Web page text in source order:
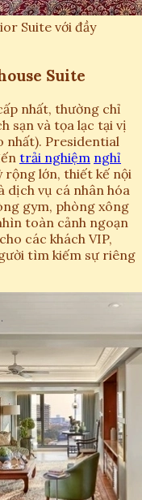
Suite với đầy
Suite
nhất, thường chỉ
sạn và tọa lạc tại vị
nhất). Presidential
trải nghiệm nghỉ
rộng lớn, thiết kế nội
dịch vụ cá nhân hóa
gym, phòng xông
toàn cảnh ngoạn
các khách VIP,
tìm kiếm sự riêng